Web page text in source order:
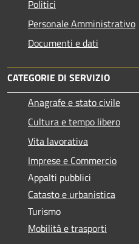
Politici
Personale Amministrativo
Documenti e dati
CATEGORIE DI SERVIZIO
Anagrafe e stato civile
Cultura e tempo libero
Vita lavorativa
Imprese e Commercio
Appalti pubblici
Catasto e urbanistica
Turismo
Mobilità e trasporti